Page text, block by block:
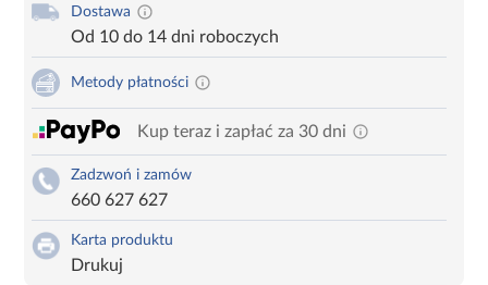
Dostawa
Od 10 do 14 dni roboczych
Metody płatności
Kup teraz i zapłać za 30 dni
Zadzwoń i zamów
660 627 627
Karta produktu
Drukuj